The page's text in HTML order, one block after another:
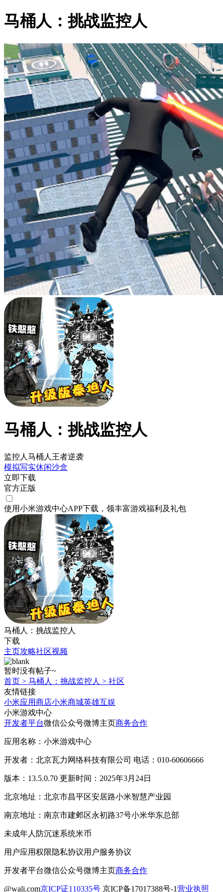
马桶人：挑战监控人
马桶人：挑战监控人
监控人马桶人王者逆袭
模拟写实休闲沙盒
立即下载
官方正版
使用小米游戏中心APP下载 ，领丰富游戏福利 及礼包
马桶人：挑战监控人
下载
主页攻略社区视频
暂时没有帖子~
首页 > 马桶人：挑战监控人 > 社区
友情链接
小米应用商店小米商城英雄互娱
小米游戏中心
开发者平台微信公众号微博主页商务合作
应用名称：小米游戏中心
开发者：北京瓦力网络科技有限公司 电话：010-60606666
版本：13.5.0.70 更新时间：2025年3月24日
北京地址：北京市昌平区安居路小米智慧产业园
南京地址：南京市建邺区永初路37号小米华东总部
未成年人防沉迷系统米币
用户应用权限隐私协议用户服务协议
开发者平台微信公众号微博主页商务合作
@wali.com京ICP证110335号 京ICP备17017388号-1营业执照